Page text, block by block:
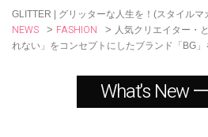
GLITTER | グリッターな人生を！(スタイル
NEWS > FASHION > 人気クリエイター・
れない」をコンセプトにしたブランド「BG」
What's New